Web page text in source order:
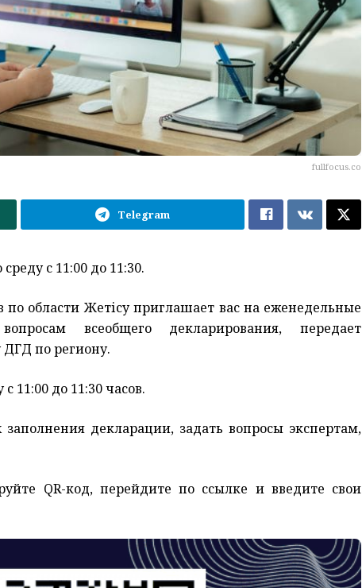
fullfocus.co
Telegram
с 11:00 до 11:30.
по области Жетісу приглашает вас на еженедельные
всеобщего декларирования, передает
ДГД по региону.
11:00 до 11:30 часов.
декларации, задать вопросы экспертам,
QR-код, перейдите по ссылке и введите свои